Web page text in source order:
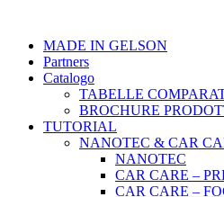
MADE IN GELSON
Partners
Catalogo
TABELLE
BROCHURE
TUTORIAL
NANOTEC & CAR
NANOTEC
CAR CARE –
CAR CARE –